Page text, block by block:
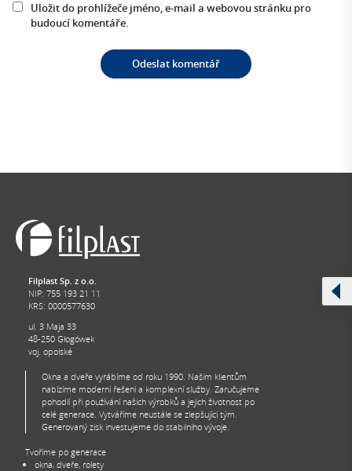
Uložit do prohlížeče jméno, e-mail a webovou stránku pro
budoucí komentáře.
Filplast Sp. z o.o.
NIP: 755 193 21 11
KRS: 0000577630
ul. 3 Maja 33
48-250 Głogówek
voj. opolské
Okna a dveře vyrábíme od roku 1990. Našim klientům
nabízíme moderní řešení a komplexní služby. Zaručujeme
pohodlí při používání našich výrobků a jejich životnost po
celé generace. Vytváříme neustále se zlepšující tým.
Generovaný zisk investujeme do stabilního vývoje.
Tvoříme po generace
okna, dveře, rolety